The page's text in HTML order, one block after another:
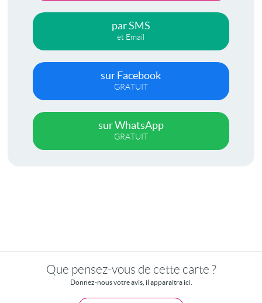
par SMS
et Email
sur Facebook
GRATUIT
sur WhatsApp
GRATUIT
Que pensez-vous de cette carte ?
Donnez-nous votre avis, il apparaitra ici.